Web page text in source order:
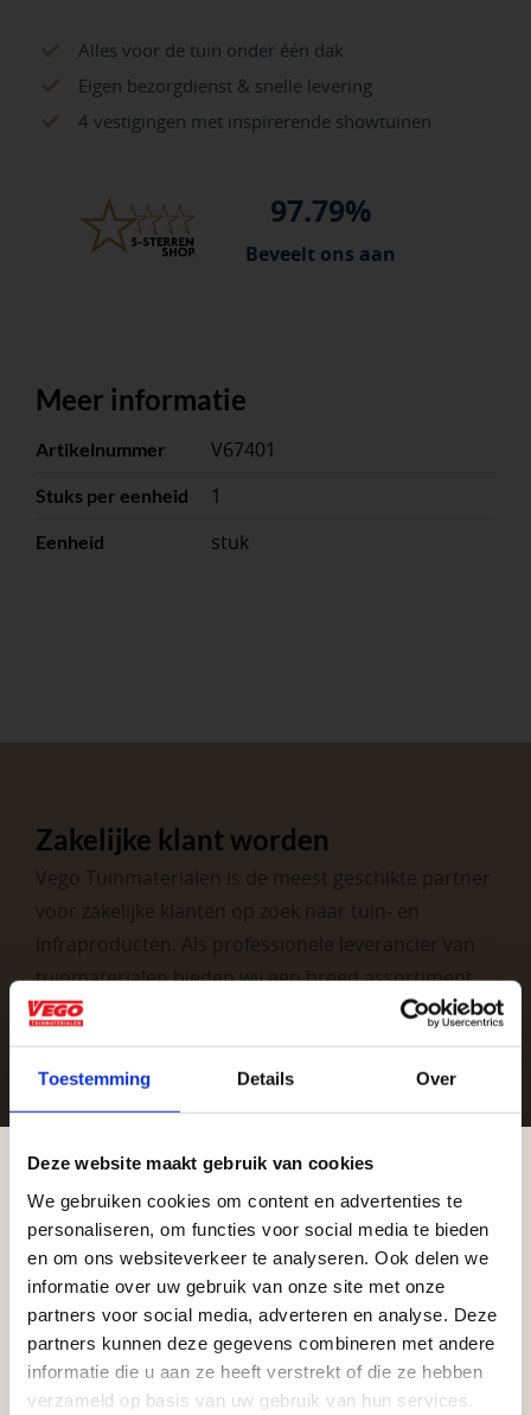
Toestemming Details Over
Deze website maakt gebruik van cookies
We gebruiken cookies om content en advertenties te
personaliseren, om functies voor social media te bieden
en om ons websiteverkeer te analyseren. Ook delen we
informatie over uw gebruik van onze site met onze
partners voor social media, adverteren en analyse. Deze
partners kunnen deze gegevens combineren met andere
informatie die u aan ze heeft verstrekt of die ze hebben
verzameld op basis van uw gebruik van hun services.
Alles voor de tuin onder één dak
Eigen bezorgdienst & snelle levering
4 vestigingen met inspirerende showtuinen
97.79%
Beveelt ons aan
Meer informatie
Artikelnummer V67401
Stuks per eenheid 1
Eenheid stuk
Zakelijke klant worden
Vego Tuinmaterialen is de meest geschikte partner
voor zakelijke klanten op zoek naar tuin- en
infraproducten. Als professionele leverancier van
tuinmaterialen bieden wij een breed assortiment
aan producten van topkwaliteit. Lees meer over de
zakelijke mogelijkheden.
Vrijblijvend advies?
Geen probleem, wij hebben alles voor uw
tuin en onze medewerkers adviseren je
Aangepaste openingstijden tijdens de
vakantieperiode
Waardenburg en Vego Dordrecht hanteren tijdens
de vakantieperiode aangepaste openingstijden op
zaterdag. Bekijk de vestigingspagina voor de
actuele openingstijden.